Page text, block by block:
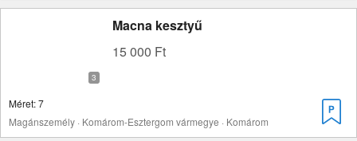
Macna kesztyű
15 000 Ft
Méret: 7
Magánszemély · Komárom-Esztergom vármegye · Komárom